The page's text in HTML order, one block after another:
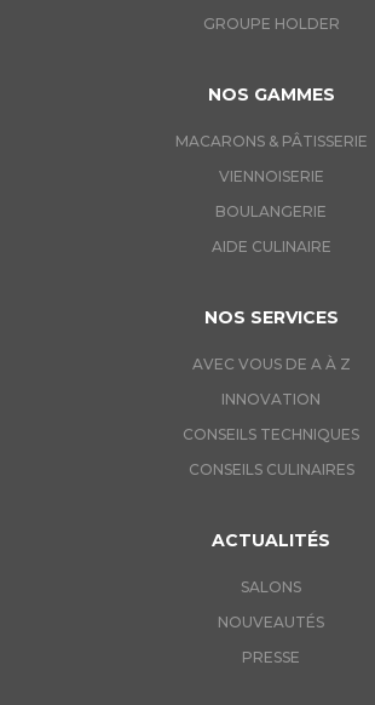
GROUPE HOLDER
NOS GAMMES
MACARONS & PÂTISSERIE
VIENNOISERIE
BOULANGERIE
AIDE CULINAIRE
NOS SERVICES
AVEC VOUS DE A À Z
INNOVATION
CONSEILS TECHNIQUES
CONSEILS CULINAIRES
ACTUALITÉS
SALONS
NOUVEAUTÉS
PRESSE